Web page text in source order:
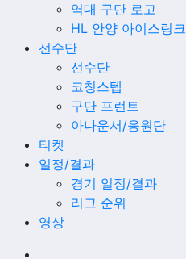
역대 구단 로고
HL 안양 아이스링크
선수단
선수단
코칭스텝
구단 프런트
아나운서/응원단
티켓
일정/결과
경기 일정/결과
리그 순위
영상